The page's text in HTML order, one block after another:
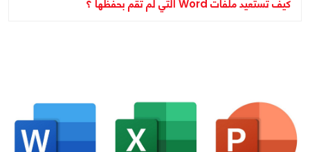
كيف تستعيد ملفات Word التي لم تقم بحفظها ؟